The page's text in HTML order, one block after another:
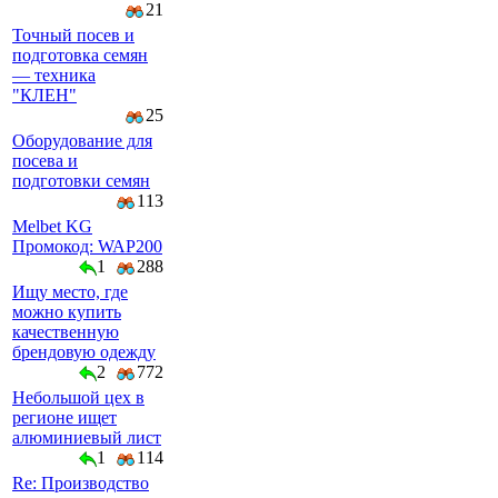
21
Точный посев и
подготовка семян
— техника
"КЛЕН"
25
Оборудование для
посева и
подготовки семян
113
Melbet KG
Промокод: WAP200
1
288
Ищу место, где
можно купить
качественную
брендовую одежду
2
772
Небольшой цех в
регионе ищет
алюминиевый лист
1
114
Re: Производство